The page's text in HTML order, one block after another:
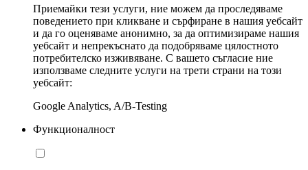
Приемайки тези услуги, ние можем да проследяваме
поведението при кликване и сърфиране в нашия уебсайт
и да го оценяваме анонимно, за да оптимизираме нашия
уебсайт и непрекъснато да подобряваме цялостното
потребителско изживяване. С вашето съгласие ние
използваме следните услуги на трети страни на този
уебсайт:
Google Analytics, A/B-Testing
Функционалност